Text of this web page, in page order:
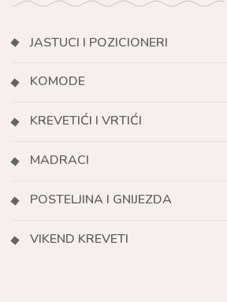
JASTUCI I POZICIONERI
KOMODE
KREVETIĆI I VRTIĆI
MADRACI
POSTELJINA I GNIJEZDA
VIKEND KREVETI